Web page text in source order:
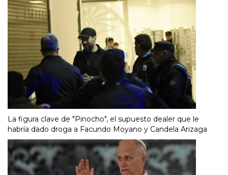
La figura clave de "Pinocho", el supuesto dealer que le
habría dado droga a Facundo Moyano y Candela Arizaga